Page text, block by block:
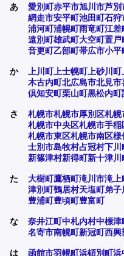
あ
愛別町赤平市旭川市芦別
網走市安平町池田町石狩
浦河町浦幌町雨竜町江差
遠別町雄武町大空町置戸
音更町乙部町帯広市小平
か 上川町上士幌町上砂川町
木古内町北広島市北見市
倶知安町栗山町黒松内町
さ 札幌市札幌市厚別区札幌
札幌市中央区札幌市手稲
札幌市東区札幌市南区様
士別市島牧村占冠村下川
新篠津村新得町新十津川
た 大樹町鷹栖町滝川市滝上
津別町鶴居村天塩町弟子
豊浦町豊頃町豊富町
な 奈井江町中札内村中標津
名寄市南幌町新冠町西興
は 函館市羽幌町浜頓別町浜